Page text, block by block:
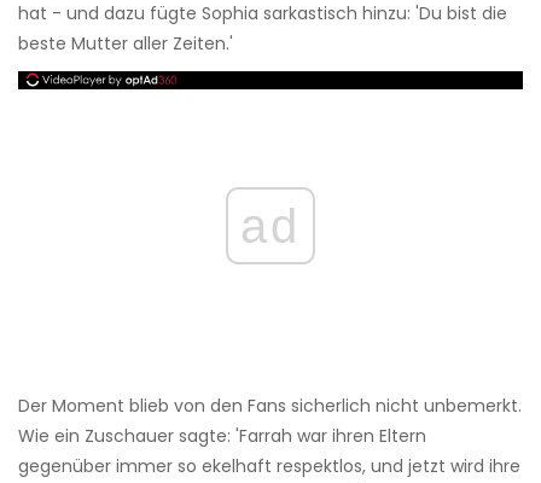
hat - und dazu fügte Sophia sarkastisch hinzu: 'Du bist die
beste Mutter aller Zeiten.'
ad
Der Moment blieb von den Fans sicherlich nicht unbemerkt.
Wie ein Zuschauer sagte: 'Farrah war ihren Eltern
gegenüber immer so ekelhaft respektlos, und jetzt wird ihre